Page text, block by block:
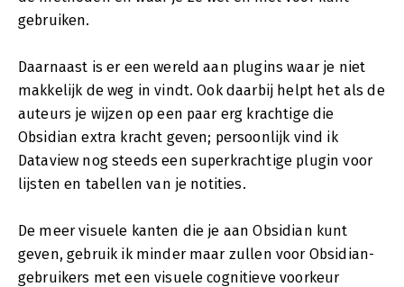
gebruiken.
Daarnaast is er een wereld aan plugins waar je niet
makkelijk de weg in vindt. Ook daarbij helpt het als de
auteurs je wijzen op een paar erg krachtige die
Obsidian extra kracht geven; persoonlijk vind ik
Dataview nog steeds een superkrachtige plugin voor
lijsten en tabellen van je notities.
De meer visuele kanten die je aan Obsidian kunt
geven, gebruik ik minder maar zullen voor Obsidian-
gebruikers met een visuele cognitieve voorkeur